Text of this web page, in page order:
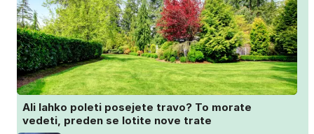
Ali lahko poleti posejete travo? To morate
vedeti, preden se lotite nove trate